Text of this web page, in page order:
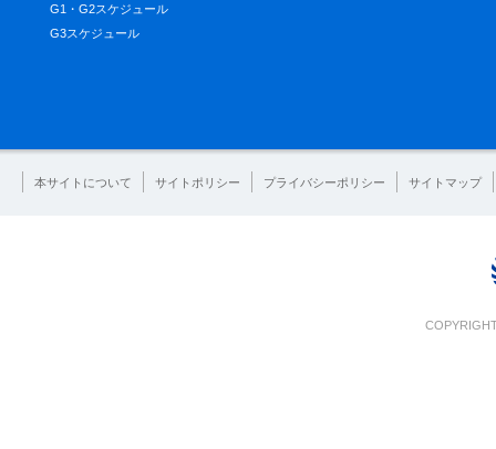
G1・G2スケジュール
G3スケジュール
本サイトについて サイトポリシー プライバシーポリシー サイトマップ